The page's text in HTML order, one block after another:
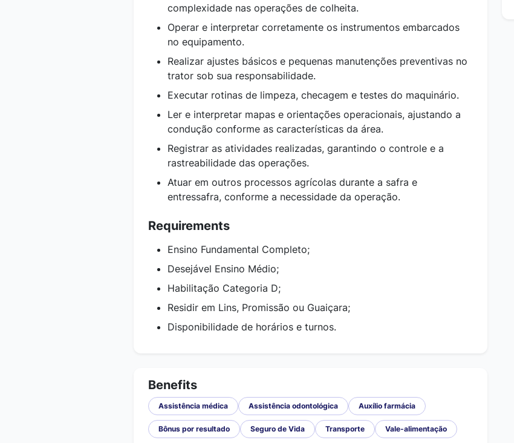
complexidade nas operações de colheita.
Operar e interpretar corretamente os instrumentos embarcados
no equipamento.
Realizar ajustes básicos e pequenas manutenções preventivas no
trator sob sua responsabilidade.
Executar rotinas de limpeza, checagem e testes do maquinário.
Ler e interpretar mapas e orientações operacionais, ajustando a
condução conforme as características da área.
Registrar as atividades realizadas, garantindo o controle e a
rastreabilidade das operações.
Atuar em outros processos agrícolas durante a safra e
entressafra, conforme a necessidade da operação.
Requirements
Ensino Fundamental Completo;
Desejável Ensino Médio;
Habilitação Categoria D;
Residir em Lins, Promissão ou Guaiçara;
Disponibilidade de horários e turnos.
Benefits
Assistência médica Assistência odontológica Auxílio farmácia
Bônus por resultado Seguro de Vida Transporte Vale-alimentação